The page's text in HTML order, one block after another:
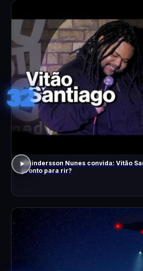
32
Whindersson Nunes convida: Vitão
pronto para rir?